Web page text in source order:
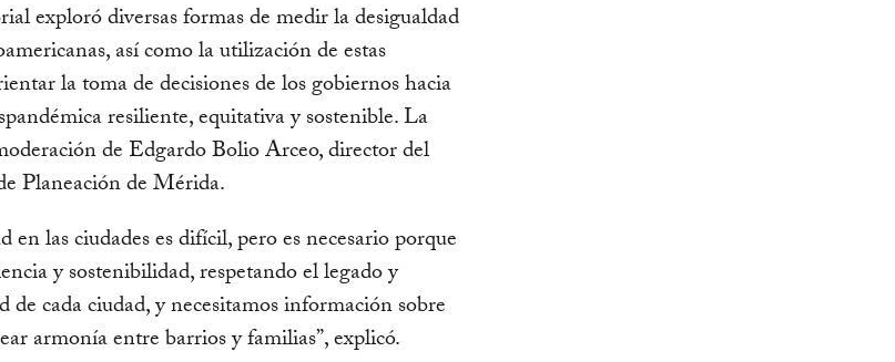
exploró diversas formas de medir la desigualdad
así como la utilización de estas
la toma de decisiones de los gobiernos hacia
resiliente, equitativa y sostenible. La
de Edgardo Bolio Arceo, director del
Planeación de Mérida.
en las ciudades es difícil, pero es necesario porque
y sostenibilidad, respetando el legado y
cada ciudad, y necesitamos información sobre
armonía entre barrios y familias”, explicó.